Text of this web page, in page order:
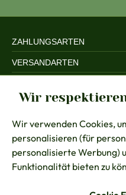
ZAHLUNGSARTEN
VERSANDARTEN
RECHTLICHES
BERATUNG
KONTAKT
Wir
Wir verwenden Cookies,
personalisieren (für
personalisierte Werbung)
Funktionalität bieten zu